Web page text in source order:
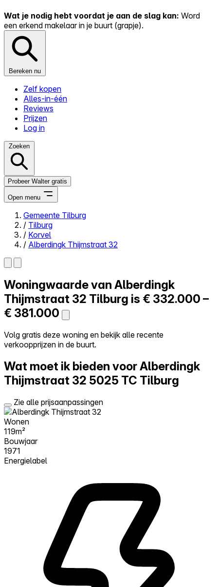
Wat je nodig hebt voordat je aan de slag kan: Word
een erkend makelaar in je buurt (grapje).
Bereken nu
Zelf kopen
Alles-in-één
Reviews
Prijzen
Log in
Zoeken
Probeer Walter gratis
Open menu
Close menu
Zelf kopen
Alles-in-één
Reviews
Prijzen
Log in
Probeer Walter gratis
Gemeente Tilburg
/ Tilburg
/ Korvel
/ Alberdingk Thijmstraat 32
Woningwaarde van Alberdingk
Thijmstraat 32 Tilburg is € 332.000 –
€ 381.000
Volg gratis deze woning en bekijk alle recente
verkoopprijzen in de buurt.
Wat moet ik bieden voor Alberdingk
Thijmstraat 32 5025 TC Tilburg
Zie alle prijsaanpassingen
Wonen
119m²
Bouwjaar
1971
Energielabel